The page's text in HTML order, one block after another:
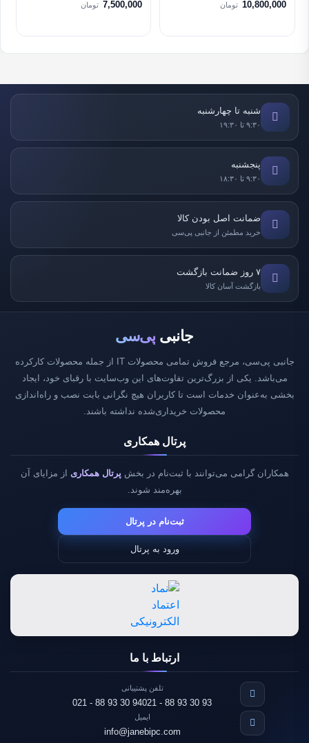
7,500,000 تومان 10,800,000 تومان
شنبه تا چهارشنبه
۹:۳۰ تا ۱۹:۳۰
پنجشنبه
۹:۳۰ تا ۱۸:۳۰
ضمانت اصل بودن کالا
خرید مطمئن از جانبی پی‌سی
۷ روز ضمانت بازگشت
بازگشت آسان کالا
جانبی پی‌سی
جانبی پی‌سی، مرجع فروش تمامی محصولات IT از جمله محصولات کارکرده
می‌باشد. یکی از بزرگ‌ترین تفاوت‌های این وب‌سایت با رقبای خود، ایجاد
بخشی به‌عنوان خدمات است تا کاربران هیچ نگرانی بابت نصب و راه‌اندازی
محصولات خریداری‌شده نداشته باشند.
پرتال همکاری
همکاران گرامی می‌توانند با ثبت‌نام در بخش پرتال همکاری از مزایای آن
بهره‌مند شوند.
ثبت‌نام در پرتال
ورود به پرتال
ارتباط با ما
تلفن پشتیبانی
021 - 88 93 30 93
021 - 88 93 30 94
ایمیل
info@janebipc.com